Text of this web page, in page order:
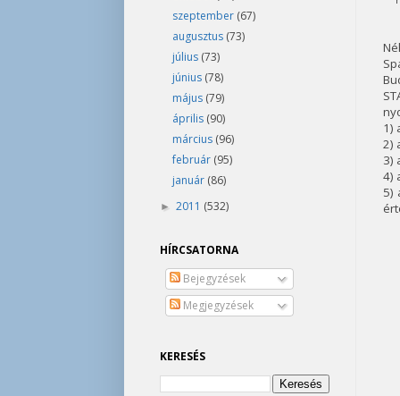
1)
2)
3)
4)
5)
szeptember (67)
augusztus (73)
július (73)
június (78)
május (79)
április (90)
március (96)
február (95)
január (86)
► 2011 (532)
HÍRCSATORNA
Bejegyzések
Megjegyzések
KERESÉS